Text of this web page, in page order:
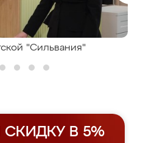
"Сильвания"
В 5%